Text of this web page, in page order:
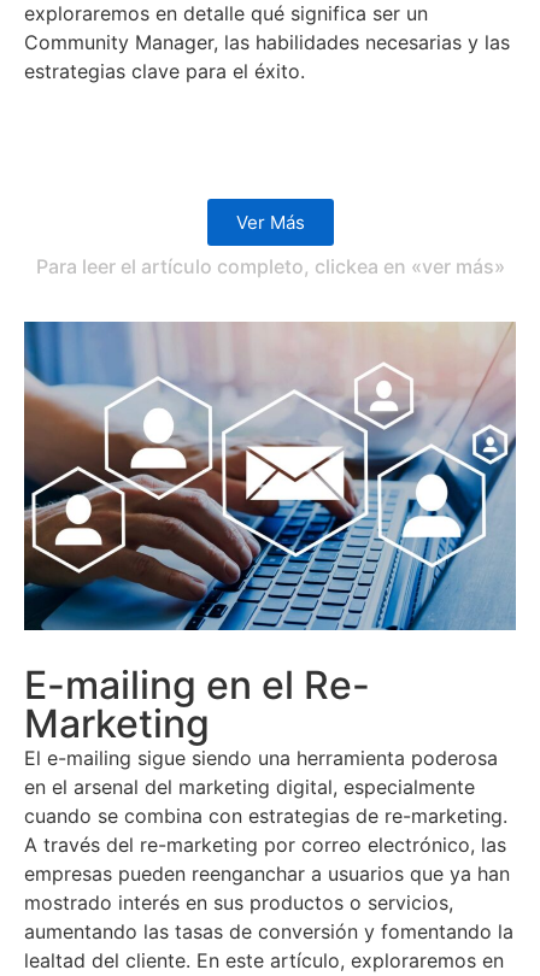
exploraremos en detalle qué significa ser un
Community Manager, las habilidades necesarias y las
estrategias clave para el éxito.
Ver Más
Para leer el artículo completo, clickea en «ver más»
E-mailing en el Re-
Marketing
El e-mailing sigue siendo una herramienta poderosa
en el arsenal del marketing digital, especialmente
cuando se combina con estrategias de re-marketing.
A través del re-marketing por correo electrónico, las
empresas pueden reenganchar a usuarios que ya han
mostrado interés en sus productos o servicios,
aumentando las tasas de conversión y fomentando la
lealtad del cliente. En este artículo, exploraremos en